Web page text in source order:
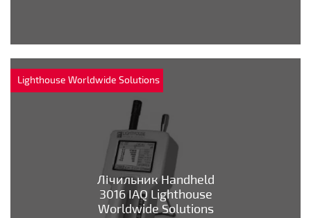
Lighthouse Worldwide Solutions
Лічильник Handheld
3016 IAQ Lighthouse
Worldwide Solutions